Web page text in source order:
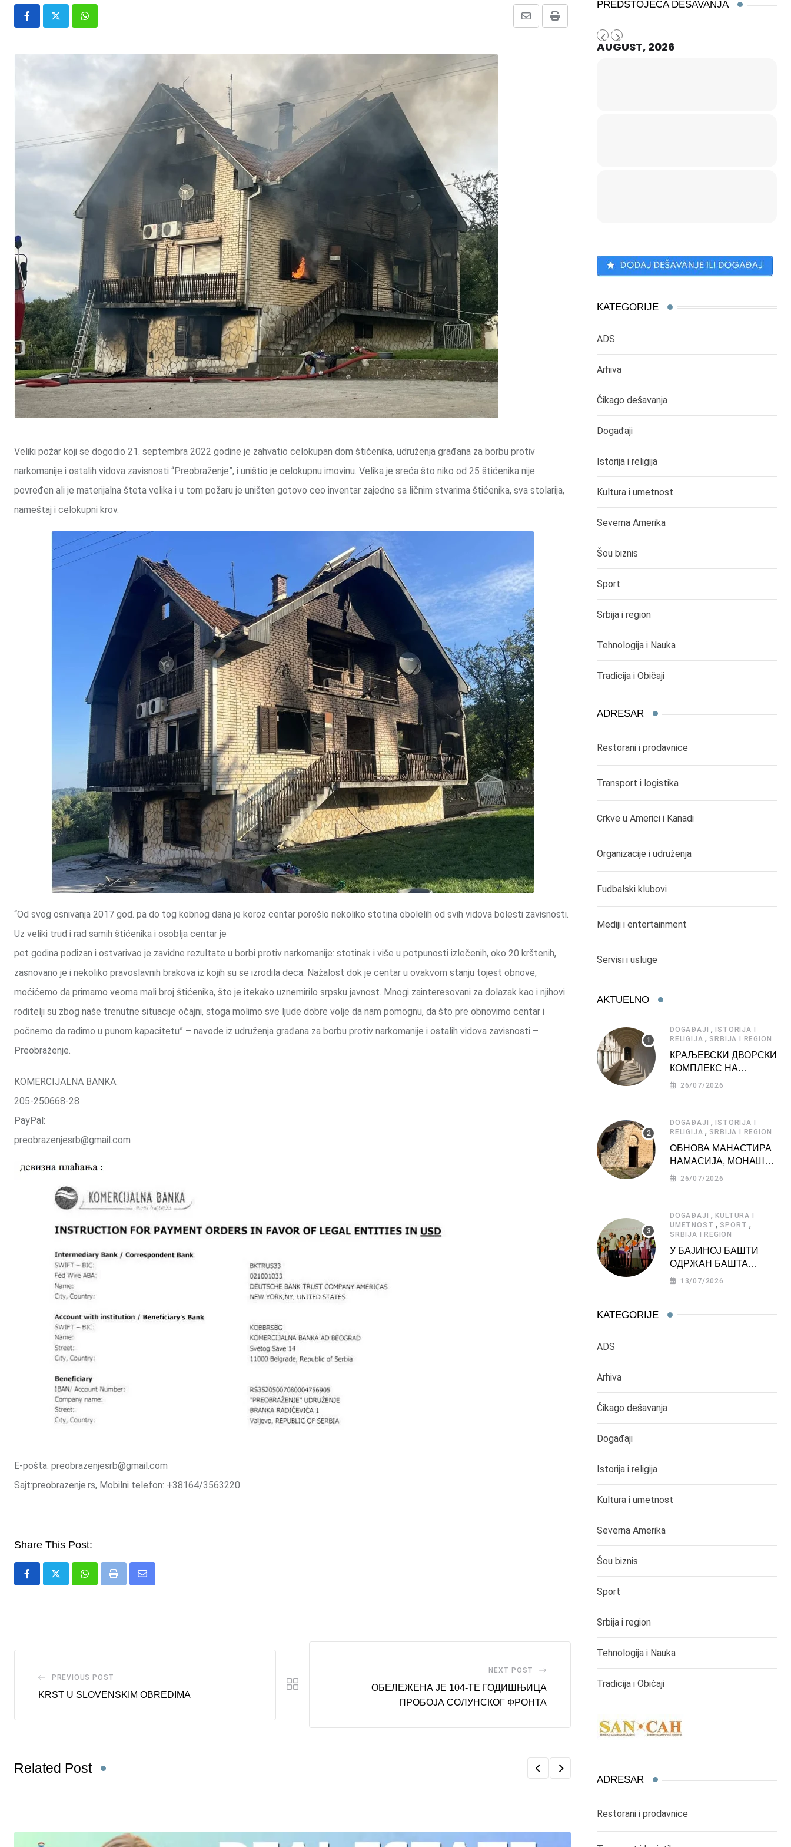
Whatsapp Print
Share
Veliki požar koji se dogodio 21. septembra 2022 godine je zahvatio celokupan dom štićenika, udruženja građana za borbu protiv
narkomanije i ostalih vidova zavisnosti “Preobraženje”, i uništio je celokupnu imovinu. Velika je sreća što niko od 25 štićenika nije
povređen ali je materijalna šteta velika i u tom požaru je uništen gotovo ceo inventar zajedno sa ličnim stvarima štićenika, sva stolarija,
nameštaj i celokupni krov.
“Od svog osnivanja 2017 god. pa do tog kobnog dana je koroz centar porošlo nekoliko stotina obolelih od svih vidova bolesti zavisnosti.
Uz veliki trud i rad samih štićenika i osoblja centar je
pet godina podizan i ostvarivao je zavidne rezultate u borbi protiv narkomanije: stotinak i više u potpunosti izlečenih, oko 20 krštenih,
zasnovano je i nekoliko pravoslavnih brakova iz kojih su se izrodila deca. Nažalost dok je centar u ovakvom stanju tojest obnove,
moćićemo da primamo veoma mali broj štićenika, što je itekako uznemirilo srpsku javnost. Mnogi zainteresovani za dolazak kao i njihovi
roditelji su zbog naše trenutne situacije očajni, stoga molimo sve ljude dobre volje da nam pomognu, da što pre obnovimo centar i
počnemo da radimo u punom kapacitetu” – navode iz udruženja građana za borbu protiv narkomanije i ostalih vidova zavisnosti –
Preobraženje.
KOMERCIJALNA BANKA:
205-250668-28
PayPal:
preobrazenjesrb@gmail.com
E-pošta: preobrazenjesrb@gmail.com
Sajt:preobrazenje.rs, Mobilni telefon: +38164/3563220
Share This Post:
WhatsappPrint
Share
PREVIOUS POST
KRST U SLOVENSKIM OBREDIMA
NEXT POST
ОБЕЛЕЖЕНА ЈЕ 104-ТЕ ГОДИШЊИЦА
ПРОБОЈА СОЛУНСКОГ ФРОНТА
Related Post
PREDSTOJEĆA DEŠAVANJA
AUGUST, 2026
KATEGORIJE
ADS
Arhiva
Čikago dešavanja
Događaji
Istorija i religija
Kultura i umetnost
Severna Amerika
Šou biznis
Sport
Srbija i region
Tehnologija i Nauka
Tradicija i Običaji
ADRESAR
Restorani i prodavnice
Transport i logistika
Crkve u Americi i Kanadi
Organizacije i udruženja
Fudbalski klubovi
Mediji i entertainment
Servisi i usluge
AKTUELNO
DOGAĐAJI , ISTORIJA I
RELIGIJA , SRBIJA I REGION
КРАЉЕВСКИ ДВОРСКИ
КОМПЛЕКС НА
ДЕДИЊУ –
АТРАКЦИЈА
26/07/2026
DOGAĐAJI , ISTORIJA I
RELIGIJA , SRBIJA I REGION
ОБНОВА МАНАСТИРА
НАМАСИЈА, МОНАШКЕ
ЗАДУЖБИНЕ
26/07/2026
DOGAĐAJI ,KULTURA I
UMETNOST , SPORT ,
SRBIJA I REGION
У БАЈИНОЈ БАШТИ
ОДРЖАН БАШТА
ФЕСТ 2026
13/07/2026
KATEGORIJE
ADS
Arhiva
Čikago dešavanja
Događaji
Istorija i religija
Kultura i umetnost
Severna Amerika
Šou biznis
Sport
Srbija i region
Tehnologija i Nauka
Tradicija i Običaji
ADRESAR
Restorani i prodavnice